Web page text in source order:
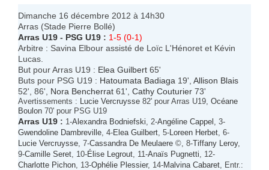
Dimanche 16 décembre 2012 à 14h30
Arras (Stade Pierre Bollé)
Arras U19 - PSG U19 : 1-5 (0-1)
Arbitre : Savina Elbour assisté de Loïc L'Hénoret et Kévin
Lucas.
But pour Arras U19 : Elea Guilbert 65'
Buts pour PSG U19 : Hatoumata Badiaga 19', Allison Blais
52', 86', Nora Bencherrat 61', Cathy Couturier 73'
Avertissements : Lucie Vercruysse 82' pour Arras U19, Océane
Boulon 70' pour PSG U19
Arras U19 : 1-Alexandra Bodniefski , 2-Angéline Cappel
, 3-
Gwendoline Dambreville , 4-Elea Guilbert , 5- Loreen Herbet , 6-
Lucie Vercruysse , 7-Cassandra De Meulaere ©, 8-Tiffany Leroy,
9-Camille Seret , 10-Élise Legrout , 11-Anaïs Pugnetti , 12-
Charlotte Pichon , 13-Ophélie Plessier, 14-Malvina Cabaret , Entr.: